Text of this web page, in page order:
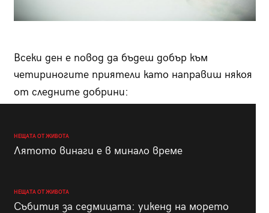
Всеки ден е повод да бъдеш добър към
четириногите приятели като направиш някоя
от следните добрини:
НЕЩАТА ОТ ЖИВОТА
Лятото винаги е в минало време
НЕЩАТА ОТ ЖИВОТА
Събития за седмицата: уикенд на морето